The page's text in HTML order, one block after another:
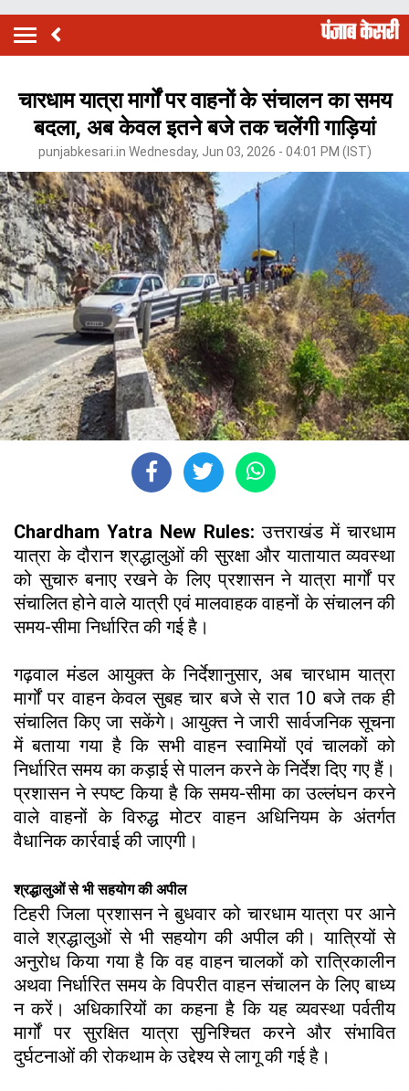
चारधाम यात्रा मार्गों पर वाहनों के संचालन का समय
बदला, अब केवल इतने बजे तक चलेंगी गाड़ियां
punjabkesari.in Wednesday, Jun 03, 2026 - 04:01 PM (IST)
Chardham Yatra New Rules:उत्तराखंड में चारधाम
यात्रा के दौरान श्रद्धालुओं की सुरक्षा और यातायात व्यवस्था
को सुचारु बनाए रखने के लिए प्रशासन ने यात्रा मार्गों पर
संचालित होने वाले यात्री एवं मालवाहक वाहनों के संचालन की
समय-सीमा निर्धारित की गई है।
गढ़वाल मंडल आयुक्त के निर्देशानुसार, अब चारधाम यात्रा
मार्गों पर वाहन केवल सुबह चार बजे से रात 10 बजे तक ही
संचालित किए जा सकेंगे। आयुक्त ने जारी सार्वजनिक सूचना
में बताया गया है कि सभी वाहन स्वामियों एवं चालकों को
निर्धारित समय का कड़ाई से पालन करने के निर्देश दिए गए हैं।
प्रशासन ने स्पष्ट किया है कि समय-सीमा का उल्लंघन करने
वाले वाहनों के विरुद्ध मोटर वाहन अधिनियम के अंतर्गत
वैधानिक कार्रवाई की जाएगी।
श्रद्धालुओं से भी सहयोग की अपील
टिहरी जिला प्रशासन ने बुधवार को चारधाम यात्रा पर आने
वाले श्रद्धालुओं से भी सहयोग की अपील की। यात्रियों से
अनुरोध किया गया है कि वह वाहन चालकों को रात्रिकालीन
अथवा निर्धारित समय के विपरीत वाहन संचालन के लिए बाध्य
न करें। अधिकारियों का कहना है कि यह व्यवस्था पर्वतीय
मार्गों पर सुरक्षित यात्रा सुनिश्चित करने और संभावित
दुर्घटनाओं की रोकथाम के उद्देश्य से लागू की गई है।